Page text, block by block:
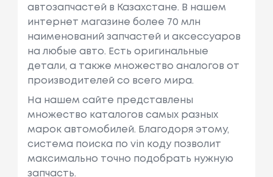
автозапчастей в Казахстане. В нашем
интернет магазине более 70 млн
наименований запчастей и аксессуаров
на любые авто. Есть оригинальные
детали, а также множество аналогов от
производителей со всего мира.
На нашем сайте представлены
множество каталогов самых разных
марок автомобилей. Благодоря этому,
система поиска по vin коду позволит
максимально точно подобрать нужную
запчасть.